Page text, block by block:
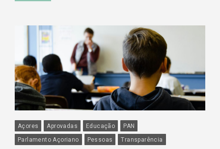
Açores Aprovadas Educação
PAN
Parlamento Açoriano
Pessoas Transparência